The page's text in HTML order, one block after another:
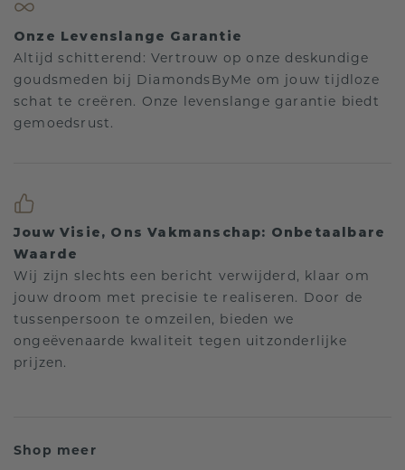
Onze Levenslange Garantie
Altijd schitterend: Vertrouw op onze deskundige
goudsmeden bij DiamondsByMe om jouw tijdloze
schat te creëren. Onze levenslange garantie biedt
gemoedsrust.
Jouw Visie, Ons Vakmanschap: Onbetaalbare
Waarde
Wij zijn slechts een bericht verwijderd, klaar om
jouw droom met precisie te realiseren. Door de
tussenpersoon te omzeilen, bieden we
ongeëvenaarde kwaliteit tegen uitzonderlijke
prijzen.
Shop meer